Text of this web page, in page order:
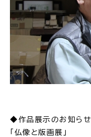
◆作品展示のお知らせ
「仏像と版画展」